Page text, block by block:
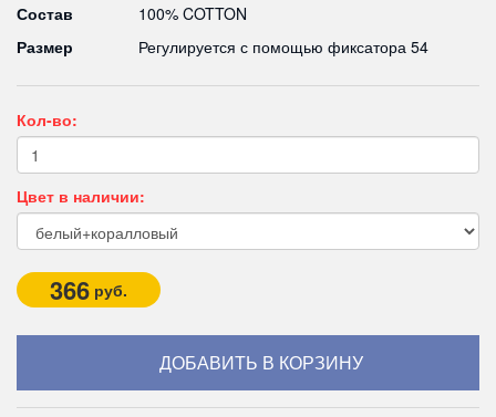
Состав
100% COTTON
Размер
Регулируется с помощью фиксатора 54
Кол-во:
Цвет в наличии:
366 руб.